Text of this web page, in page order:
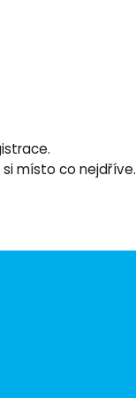
místo co nejdříve.